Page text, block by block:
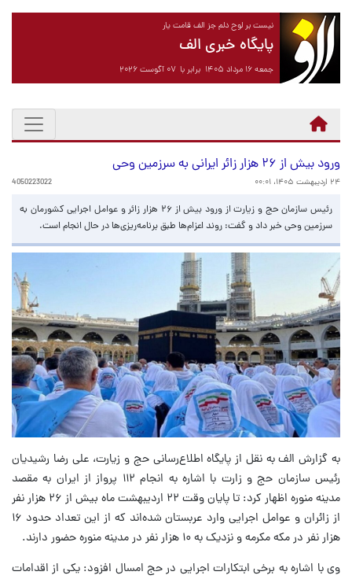
نیست بر لوح دلم جز الف قامت یار
پایگاه خبری الف
جمعه ۱۶ مرداد ۱۴۰۵ برابر با ۰۷ آگوست ۲۰۲۶
ورود بیش از ۲۶ هزار زائر ایرانی به سرزمین وحی
۲۴ اردیبهشت ۱۴۰۵، ۰۰:۰۱ 4050223022
رئیس سازمان حج و زیارت از ورود بیش از ۲۶ هزار زائر و عوامل اجرایی کشورمان به
سرزمین وحی خبر داد و گفت: روند اعزام‌ها طبق برنامه‌ریزی‌ها در حال انجام است.
به گزارش الف به نقل از پایگاه اطلاع‌رسانی حج و زیارت، علی رضا رشیدیان
رئیس سازمان حج و زارت با اشاره به انجام ۱۱۲ پرواز از ایران به مقصد
مدینه منوره اظهار کرد: تا پایان وقت ۲۲ اردیبهشت ماه بیش از ۲۶ هزار نفر
از زائران و عوامل اجرایی وارد عربستان شده‌اند که از این تعداد حدود ۱۶
هزار نفر در مکه مکرمه و نزدیک به ۱۰ هزار نفر در مدینه منوره حضور دارند.
وی با اشاره به برخی ابتکارات اجرایی در حج امسال افزود: یکی از اقدامات